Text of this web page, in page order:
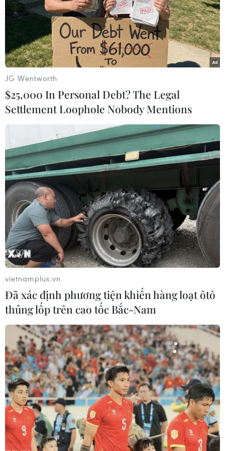
Hiện trường vụ cháy lớn tại doanh
nghiệp tái chế nhựa Hàn Quốc ở Phú Thọ
27/05/2026 02:15
Đến 8 giờ sáng 27/5, lực lượng chức năng cơ bản
khống chế vụ hỏa hoạn lớn xảy ra tại Công ty Trách
nhiệm hữu hạn SYC Green World trong Khu công nghiệp
Bình Xuyên, xã Bình Nguyên, tỉnh Phú Thọ.
JG Wentworth
$25,000 In Personal Debt? The Legal
Settlement Loophole Nobody Mentions
vietnamplus.vn
Đã xác định phương tiện khiến hàng loạt ôtô
thủng lốp trên cao tốc Bắc-Nam